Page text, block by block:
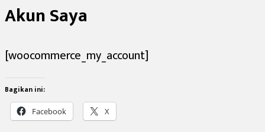
Akun Saya
[woocommerce_my_account]
Bagikan ini:
Facebook X